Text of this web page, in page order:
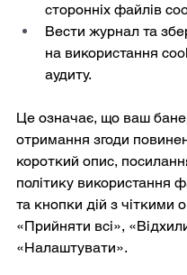
сторонніх файлів
Вести журнал та
на використання
аудиту.
Це означає, що ваш
отримання згоди
короткий опис,
політику використання
та кнопки дій з чіткими
«Прийняти всі»,
«Налаштувати».